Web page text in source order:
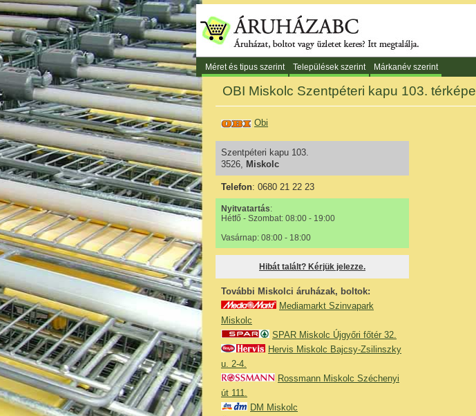
Méret és tipus szerint Települések szerint Márkanév szerint
OBI Miskolc Szentpéteri kapu 103.
Obi
Szentpéteri kapu 103.
3526, Miskolc
Telefon: 0680 21 22 23
Nyitvatartás:
Hétfő - Szombat: 08:00 - 19:00
Vasárnap: 08:00 - 18:00
Hibát talált? Kérjük jelezze.
További Miskolci áruházak, boltok:
Mediamarkt Szinvapark
Miskolc
SPAR Miskolc Újgyőri főtér 32.
Hervis Miskolc Bajcsy-Zsilinszky
u. 2-4.
Rossmann Miskolc Széchenyi
út 111.
DM Miskolc